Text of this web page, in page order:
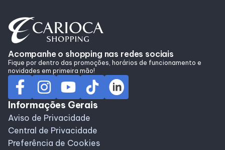
Acompanhe o shopping nas redes sociais
Fique por dentro das promoções, horários de funcionamento e
novidades em primeira mão!
Informações Gerais
Aviso de Privacidade
Central de Privacidade
Preferência de Cookies